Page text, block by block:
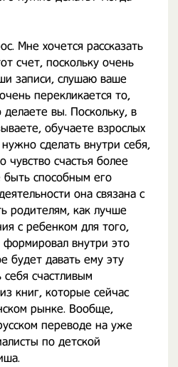
Мне хочется рассказать
счет, поскольку очень
записи, слушаю ваше
перекликается то,
вы. Поскольку, в
обучаете взрослых
сделать внутри себя,
чувство счастья более
способным его
она связана с
родителям, как лучше
с ребенком для того,
внутри это
будет давать ему эту
счастливым
книг, которые сейчас
рынке. Вообще,
переводе на уже
по детской